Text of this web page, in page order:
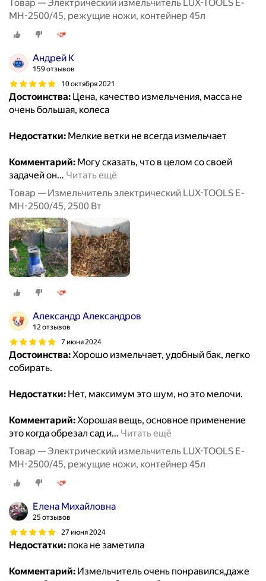
Товар — Электрический измельчитель LUX-TOOLS E-
MH-2500/45, режущие ножи, контейнер 45л
Андрей К
159 отзывов
10 октября 2021
Достоинства: Цена, качество измельчения, масса не
очень большая, колеса
Недостатки: Мелкие ветки не всегда измельчает
Комментарий: Могу сказать, что в целом со своей
задачей он… Читать ещё
Товар — Измельчитель электрический LUX-TOOLS E-
MH-2500/45, 2500 Вт
Александр Александров
12 отзывов
7 июня 2024
Достоинства:Хорошо измельчает, удобный бак, легко
собирать.
Недостатки: Нет, максимум это шум, но это мелочи.
Комментарий:Хорошая вещь, основное применение
это когда обрезал сад и… Читать ещё
Товар — Электрический измельчитель LUX-TOOLS E-
MH-2500/45, режущие ножи, контейнер 45л
Елена Михайловна
25 отзывов
27 июня 2024
Недостатки: пока не заметила
Комментарий: Измельчитель очень понравился,даже